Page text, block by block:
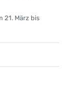
21. März bis